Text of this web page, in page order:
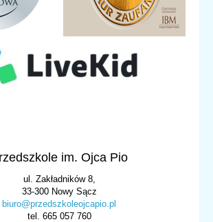
im. Ojca Pio
ul. Zakładników 8,
33-300 Nowy Sącz
biuro@przedszkoleojcapio.pl
tel. 665 057 760